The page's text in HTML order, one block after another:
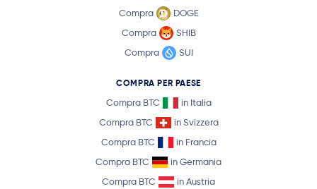
Compra
DOGE
Compra
SHIB
Compra
SUI
COMPRA PER PAESE
Compra BTC
in Italia
Compra BTC
in Svizzera
Compra BTC
in Francia
Compra BTC
in Germania
Compra BTC
in Austria